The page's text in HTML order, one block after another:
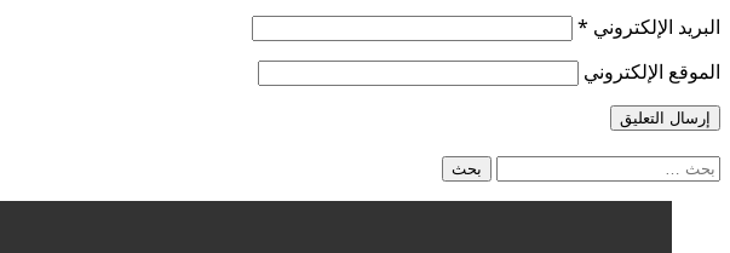
البريد الإلكتروني *
الموقع الإلكتروني
البحث
عن: